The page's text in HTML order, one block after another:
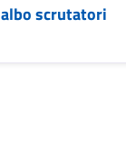
scrutatori